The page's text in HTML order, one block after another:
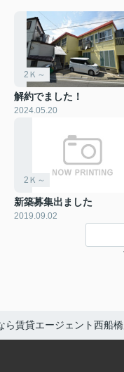
2Ｋ～
解約でました！
2024.05.20
2Ｋ～
新築募集出ました
2019.09.02
ら賃貸エージェント西船